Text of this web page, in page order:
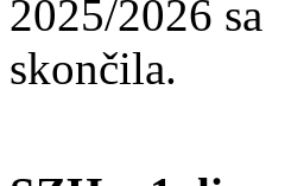
2025/2026 sa
skončila.